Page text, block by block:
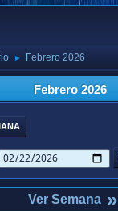
► Febrero 2026
Febrero 2026
»